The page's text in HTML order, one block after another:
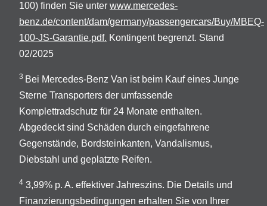
100) finden Sie unter www.mercedes-
benz.de/content/dam/germany/passengercars/Buy/MBEQ-
100-JS-Garantie.pdf. Kontingent begrenzt. Stand
02/2025
3 Bei Mercedes-Benz Van ist beim Kauf eines Junge
Sterne Transporters der umfassende
Komplettradschutz für 24 Monate enthalten.
Abgedeckt sind Schäden durch eingefahrene
Gegenstände, Bordsteinkanten, Vandalismus,
Diebstahl und geplatzte Reifen.
4 3,99% p. A. effektiver Jahreszins. Die Details und
Finanzierungsbedingungen erhalten Sie von Ihrer